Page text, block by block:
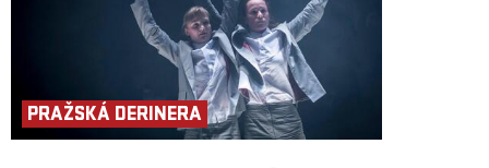
PRAŽSKÁ DERINERA